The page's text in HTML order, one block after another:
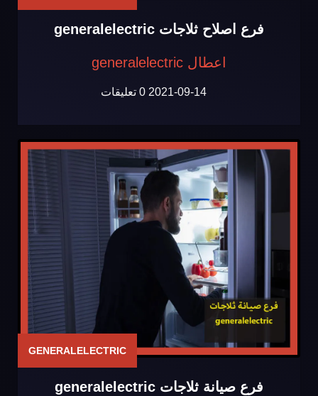
فرع اصلاح ثلاجات generalelectric
اعطال generalelectric
2021-09-14 0 تعليقات
GENERALELECTRIC
فرع صيانة ثلاجات generalelectric